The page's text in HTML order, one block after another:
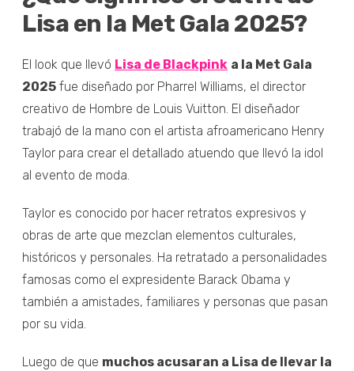
Lisa en la Met Gala 2025?
El look que llevó Lisa de Blackpink a la Met Gala
2025 fue diseñado por Pharrel Williams, el director
creativo de Hombre de Louis Vuitton. El diseñador
trabajó de la mano con el artista afroamericano Henry
Taylor para crear el detallado atuendo que llevó la idol
al evento de moda.
Taylor es conocido por hacer retratos expresivos y
obras de arte que mezclan elementos culturales,
históricos y personales. Ha retratado a personalidades
famosas como el expresidente Barack Obama y
también a amistades, familiares y personas que pasan
por su vida.
Luego de que muchos acusaran a Lisa de llevar la